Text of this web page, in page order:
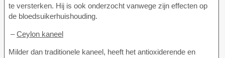
te versterken. Hij is ook onderzocht vanwege zijn effecten op
de bloedsuikerhuishouding.
–Ceylon kaneel
Milder dan traditionele kaneel, heeft het antioxiderende en